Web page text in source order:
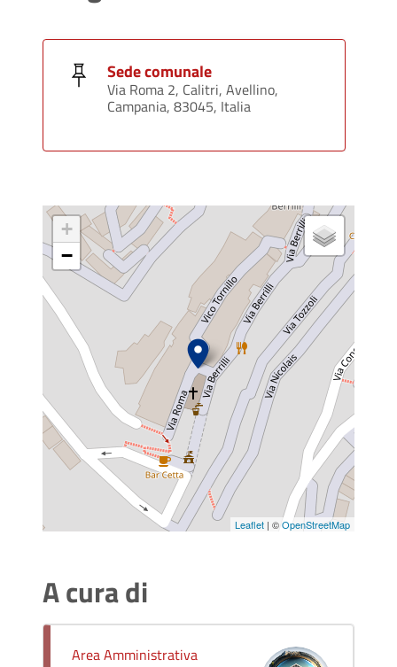
Sede comunale
Via Roma 2, Calitri, Avellino,
Campania, 83045, Italia
+
−
Leaflet | ©OpenStreetMap
A cura di
Area Amministrativa